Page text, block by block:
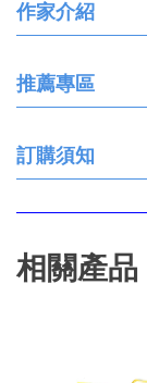
作家介紹
推薦專區
訂購須知
相關產品